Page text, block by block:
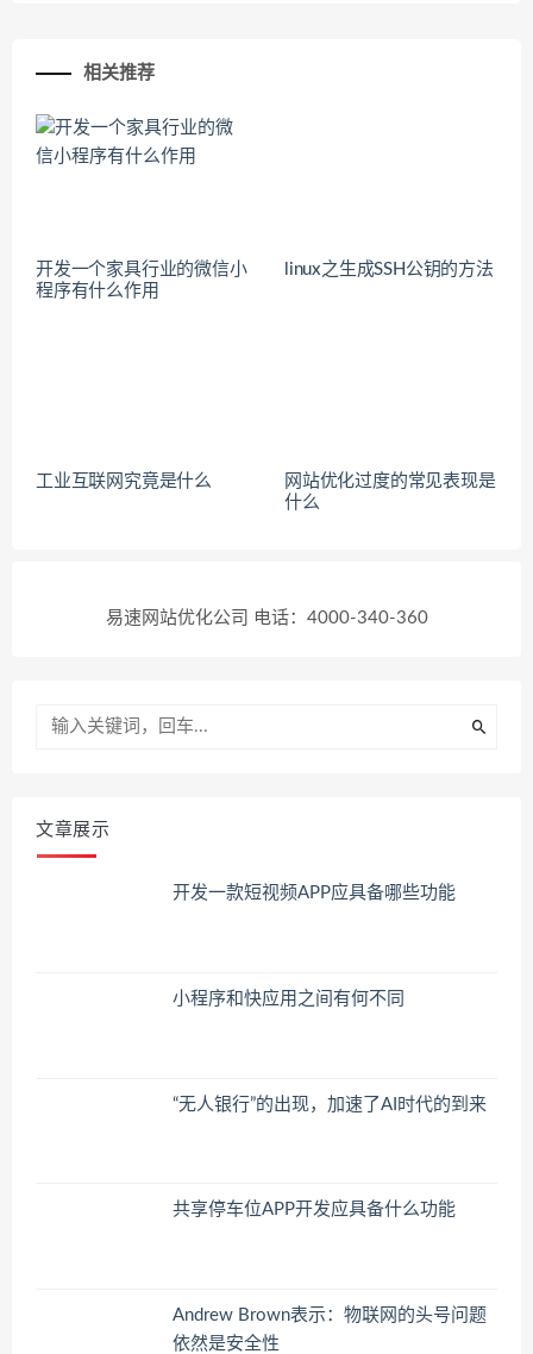
相关推荐
开发一个家具行业的微信小
程序有什么作用
linux之生成SSH公钥的方法
工业互联网究竟是什么
网站优化过度的常见表现是
什么
易速网站优化公司 电话：4000-340-360
文章展示
开发一款短视频APP应具备哪些功能
小程序和快应用之间有何不同
“无人银行”的出现，加速了AI时代的到来
共享停车位APP开发应具备什么功能
Andrew Brown表示：物联网的头号问题
依然是安全性